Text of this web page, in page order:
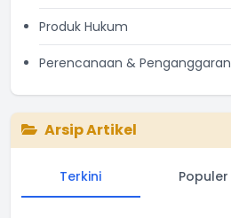
Produk Hukum
Perencanaan & Penganggaran
Arsip Artikel
Terkini Populer